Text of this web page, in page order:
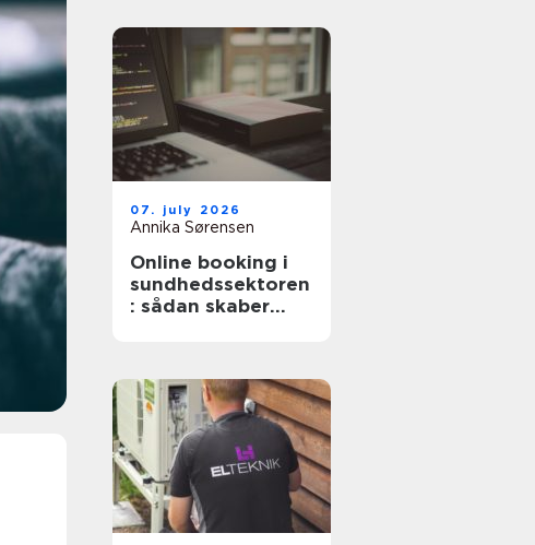
07. july 2026
Annika Sørensen
Online booking i
sundhedssektoren
: sådan skaber